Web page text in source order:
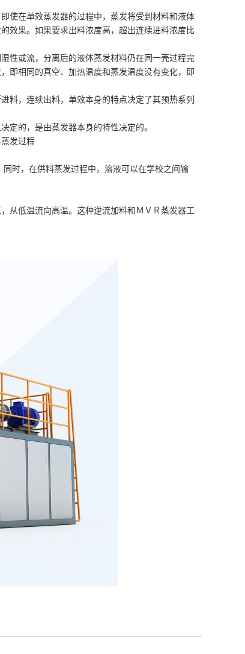
在单效蒸发器的过程中，蒸发将受到材料和液体
效果。如果要求出料浓度高，超出连续进料浓度比
或流，分离后的液体蒸发材料仍在同一壳过程完
即相同的真空、加热温度和蒸发温度没有变化，即
，连续出料，单效本身的特点决定了其预热系列
的，是由蒸发器本身的特性决定的。
发过程
时，在供料蒸发过程中，溶液可以在学校之间输
低温流向高温。这种逆流加料和ＭＶＲ蒸发器工